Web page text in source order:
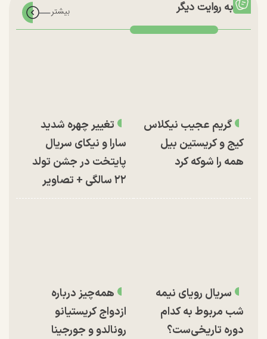
به روایت دیگر
گریم عجیب نیکلاس
کیج و کریستین بیل
همه را شوکه کرد
تغییر چهره شدید
سارا و نیکای سریال
پایتخت در جشن تولد
۲۲ سالگی + تصاویر
سریال رویای نیمه
شب مربوط به کدام
دوره تاریخی‌ست؟
همه‌چیز درباره
ازدواج کریستیانو
رونالدو و جورجینا